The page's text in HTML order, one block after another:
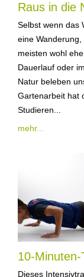
Raus in die
Selbst wenn das
eine Wanderung,
meisten wohl
Dauerlauf oder
Natur beleben
Gartenarbeit hat
Studieren...
mehr...
10-
Dieses